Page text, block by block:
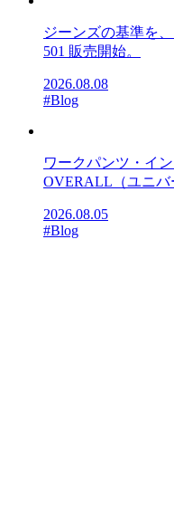
ジーンズの基準を
501 販売開始。
2026.08.08
#Blog
ワークパンツ・イ
OVERALL（ユニバ
2026.08.05
#Blog